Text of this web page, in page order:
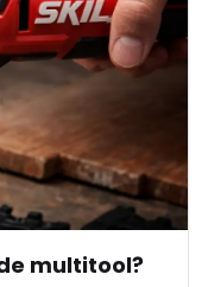
multitool?